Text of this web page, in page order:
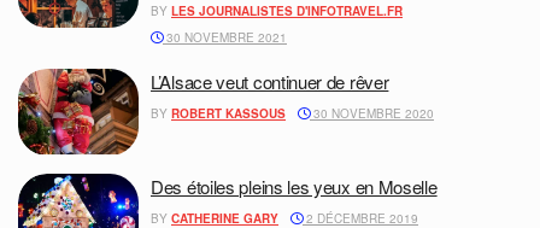
BY LES JOURNALISTES D'INFOTRAVEL.FR
30 NOVEMBRE 2021
L’Alsace veut continuer de rêver
BY ROBERT KASSOUS 30 NOVEMBRE 2020
Des étoiles pleins les yeux en Moselle
BY CATHERINE GARY 2 DÉCEMBRE 2019